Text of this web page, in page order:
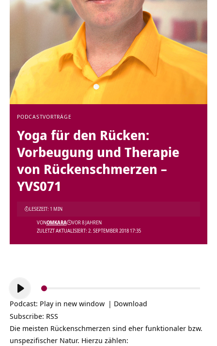
PODCASTVORTRÄGE
Yoga für den Rücken:
Vorbeugung und Therapie
von Rückenschmerzen –
YVS071
ZULETZT AKTUALISIERT: 2. SEPTEMBER 2018 17:35
VONOMKARA VOR 8 JAHREN
LESEZEIT: 1 MIN
Audio-
Player
Podcast: Play in new window | Download
Subscribe: RSS
Die meisten Rückenschmerzen sind eher funktionaler bzw.
unspezifischer Natur. Hierzu zählen: